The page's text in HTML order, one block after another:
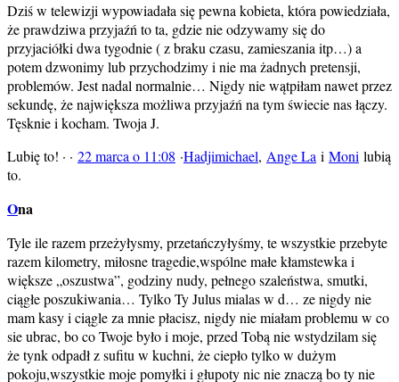
Dziś w telewizji wypowiadała się pewna kobieta, która powiedziała,
że prawdziwa przyjaźń to ta, gdzie nie odzywamy się do
przyjaciółki dwa tygodnie ( z braku czasu, zamieszania itp…) a
potem dzwonimy lub przychodzimy i nie ma żadnych pretensji,
problemów. Jest nadal normalnie… Nigdy nie wątpiłam nawet przez
sekundę, że największa możliwa przyjaźń na tym świecie nas łączy.
Tęsknie i kocham. Twoja J.
Lubię to! · · 22 marca o 11:08 ·Hadjimichael, Ange La i Moni lubią
to.
Ona
Tyle ile razem przeżyłysmy, przetańczyłyśmy, te wszystkie przebyte
razem kilometry, miłosne tragedie,wspólne małe kłamstewka i
większe „oszustwa”, godziny nudy, pełnego szaleństwa, smutki,
ciągłe poszukiwania… Tylko Ty Julus mialas w d… ze nigdy nie
mam kasy i ciągle za mnie płacisz, nigdy nie miałam problemu w co
sie ubrac, bo co Twoje było i moje, przed Tobą nie wstydzilam się
że tynk odpadł z sufitu w kuchni, że ciepło tylko w dużym
pokoju,wszystkie moje pomyłki i głupoty nic nie znaczą bo ty nie